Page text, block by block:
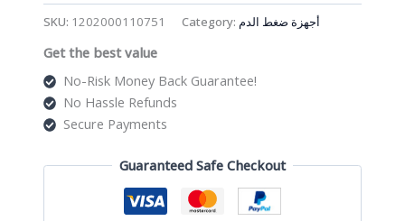
مع
سماعة
الطبيب
quantity
SKU: 1202000110751 Category: أجهزة ضغط الدم
Get the best value
No-Risk Money Back Guarantee!
No Hassle Refunds
Secure Payments
Guaranteed Safe Checkout